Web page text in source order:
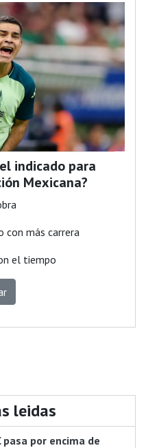
indicado para
Mexicana?
con más carrera
el tiempo
leidas
pasa por encima de